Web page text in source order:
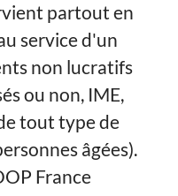
partout en
service d'un
non lucratifs
ou non, IME,
tout type de
âgées).
France